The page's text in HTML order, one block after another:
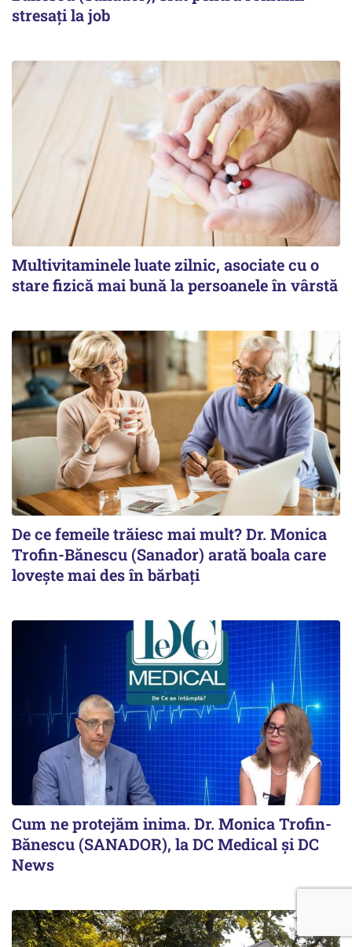
stresați la job
Multivitaminele luate zilnic, asociate cu o
stare fizică mai bună la persoanele în vârstă
De ce femeile trăiesc mai mult? Dr. Monica
Trofin-Bănescu (Sanador) arată boala care
lovește mai des în bărbați
Cum ne protejăm inima. Dr. Monica Trofin-
Bănescu (SANADOR), la DC Medical și DC
News